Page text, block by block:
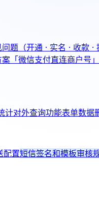
题（开通 · 实名 · 收款 ·
案 「微信支付直连商户号
计对外查询功能表单数据
配置短信签名和模板审核